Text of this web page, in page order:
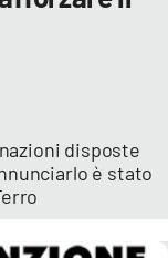
disposte
è stato